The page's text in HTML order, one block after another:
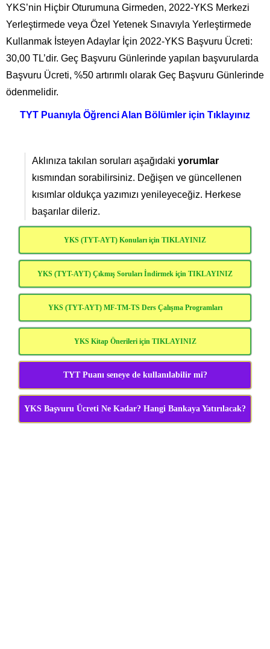
YKS’nin Hiçbir Oturumuna Girmeden, 2022-YKS Merkezi
Yerleştirmede veya Özel Yetenek Sınavıyla Yerleştirmede
Kullanmak İsteyen Adaylar İçin 2022-YKS Başvuru Ücreti:
30,00 TL’dir. Geç Başvuru Günlerinde yapılan başvurularda
Başvuru Ücreti, %50 artırımlı olarak Geç Başvuru Günlerinde
ödenmelidir.
TYT Puanıyla Öğrenci Alan Bölümler için Tıklayınız
Aklınıza takılan soruları aşağıdaki yorumlar
kısmından sorabilirsiniz. Değişen ve güncellenen
kısımlar oldukça yazımızı yenileyeceğiz. Herkese
başarılar dileriz.
YKS (TYT-AYT) Konuları için TIKLAYINIZ
YKS (TYT-AYT) Çıkmış Soruları İndirmek için TIKLAYINIZ
YKS (TYT-AYT) MF-TM-TS Ders Çalışma Programları
YKS Kitap Önerileri için TIKLAYINIZ
TYT Puanı seneye de kullanılabilir mi?
YKS Başvuru Ücreti Ne Kadar? Hangi Bankaya Yatırılacak?